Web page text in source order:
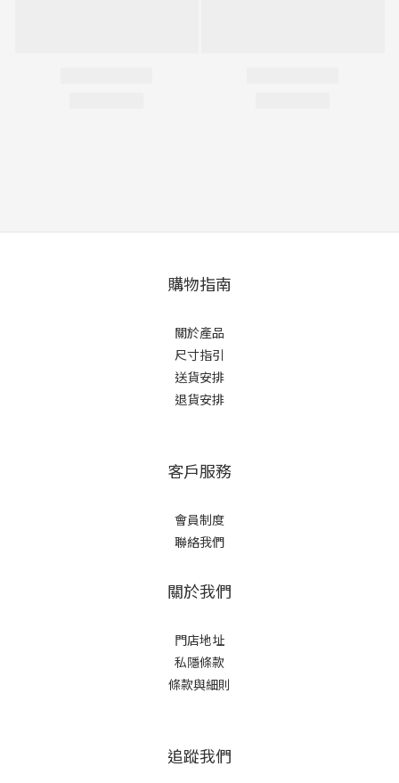
購物指南
關於產品
尺寸指引
送貨安排
退貨安排
客戶服務
會員制度
聯絡我們
關於我們
門店地址
私隱條款
條款與細則
追蹤我們